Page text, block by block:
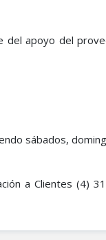
apoyo del
sábados,
a Clientes (4)